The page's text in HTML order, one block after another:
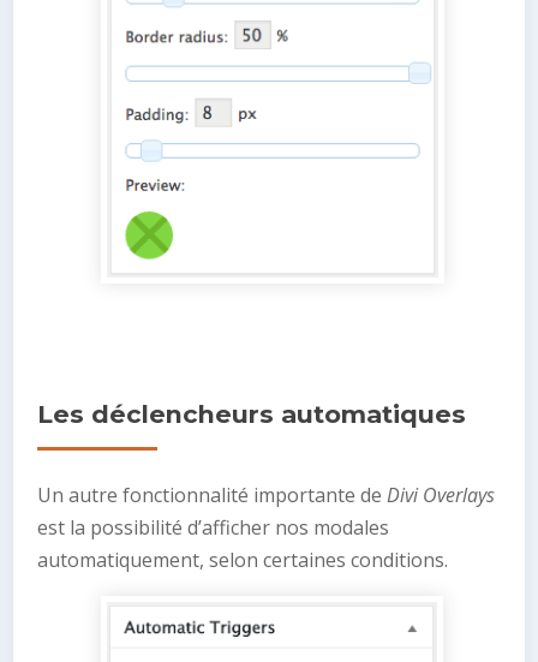
Les déclencheurs automatiques
Un autre fonctionnalité importante deDivi Overlays
est la possibilité d’afficher nos modales
automatiquement, selon certaines conditions.